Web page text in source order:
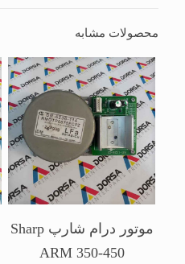
محصولات مشابه
موتور درام شارپ Sharp
ARM 350-450